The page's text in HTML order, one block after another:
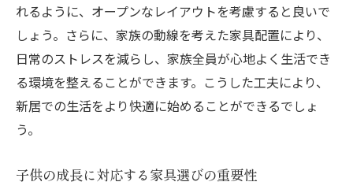
成長に合わせた調整可能な家具
未来を見据えたシンプルデザイン
家具の素材選びで安心感をプラス
長期使用に耐える堅牢な家具
デザインと実用性を兼ね備えた選択肢
れるように、オープンなレイアウトを考慮すると良いで
しょう。さらに、家族の動線を考えた家具配置により、
日常のストレスを減らし、家族全員が心地よく生活でき
る環境を整えることができます。こうした工夫により、
新居での生活をより快適に始めることができるでしょ
う。
子供の成長に対応する家具選びの重要性